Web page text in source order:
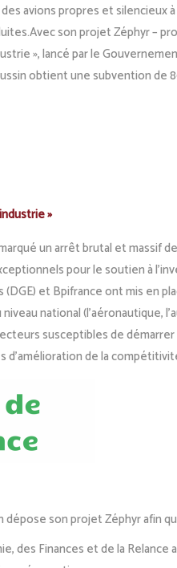
avions propres et
son projet Zéphyr –
», lancé par le
obtient une subvention de
»
un arrêt brutal et
pour le soutien à
et Bpifrance ont mis en
national (l’aéronautique,
susceptibles de
de la
son projet Zéphyr afin
des Finances et de la